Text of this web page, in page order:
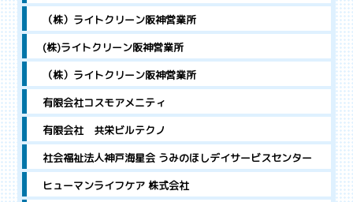
（株）ライトクリーン阪神営業所
(株)ライトクリーン阪神営業所
（株）ライトクリーン阪神営業所
有限会社コスモアメニティ
有限会社 共栄ビルテクノ
社会福祉法人神戸海星会 うみのほしデイサービスセンター
ヒューマンライフケア 株式会社